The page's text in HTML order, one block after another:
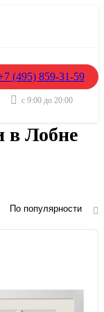
(495) 859-31-59
с 9:00 до 20:00
в Лобне
По популярности